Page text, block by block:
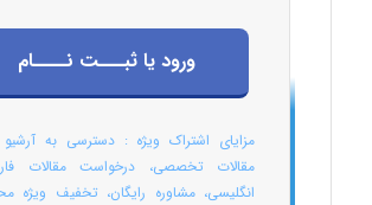
ورود یا ثبـــت نــــام
مزایای اشتراک ویژه : دسترسی به آرشیو
مقالات تخصصی، درخواست مقالات
انگلیسی، مشاوره رایگان، تخفیف ویژه